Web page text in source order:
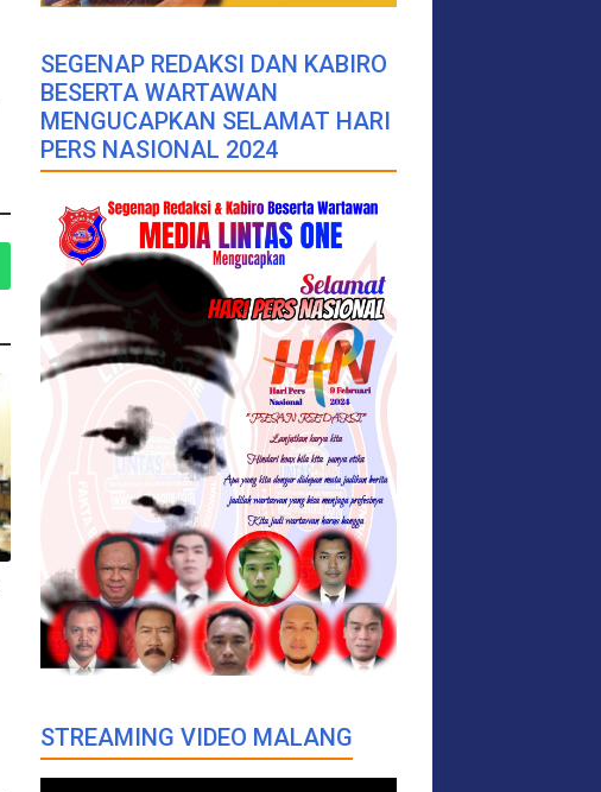
SEGENAP REDAKSI DAN KABIRO
BESERTA WARTAWAN
MENGUCAPKAN SELAMAT HARI
PERS NASIONAL 2024
STREAMING VIDEO MALANG